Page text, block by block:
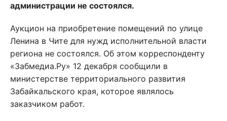
администрации не состоялся.
Аукцион на приобретение помещений по улице
Ленина в Чите для нужд исполнительной власти
региона не состоялся. Об этом корреспонденту
«Забмедиа.Ру» 12 декабря сообщили в
министерстве территориального развития
Забайкальского края, которое являлось
заказчиком работ.